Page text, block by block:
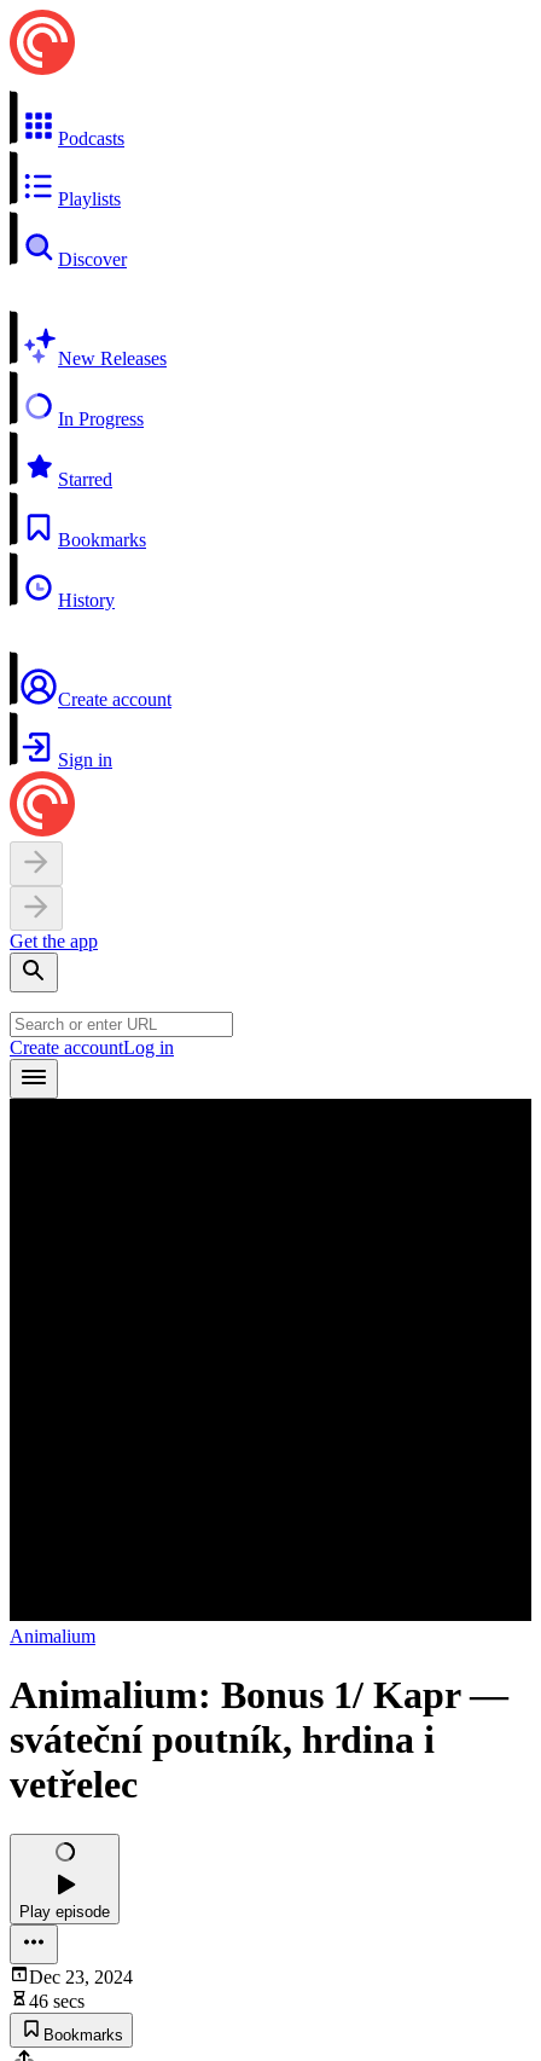
Podcasts
Playlists
Discover
New Releases
In Progress
Starred
Bookmarks
History
Create account
Sign in
Get the app
Create accountLog in
Animalium
Animalium: Bonus 1/ Kapr —
sváteční poutník, hrdina i
vetřelec
Play episode
Dec 23, 2024
46 secs
Bookmarks